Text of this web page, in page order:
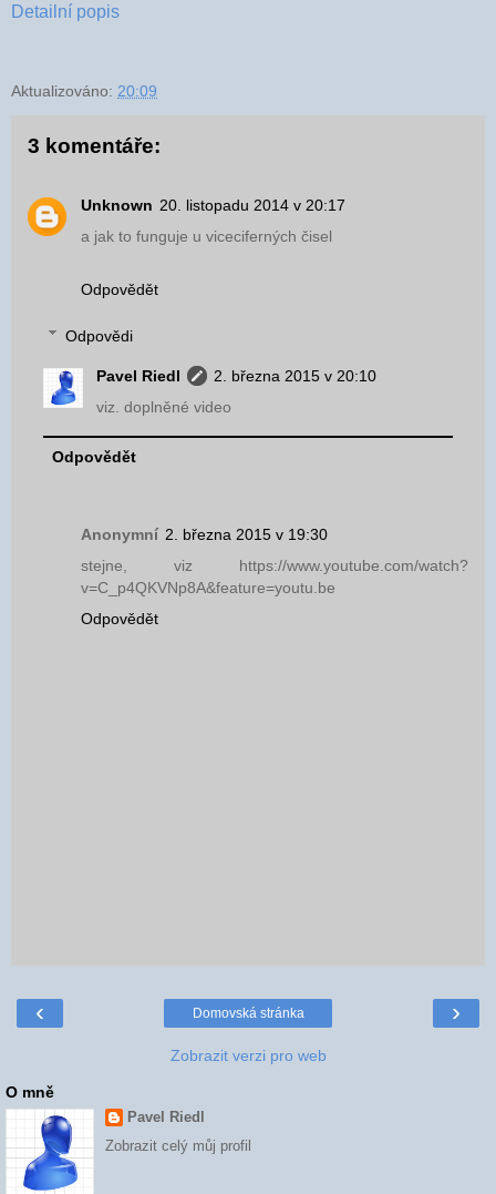
Detailní popis
Aktualizováno: 20:09
3 komentáře:
Unknown 20. listopadu 2014 v 20:17
a jak to funguje u viceciferných čisel
Odpovědět
Odpovědi
Pavel Riedl
2. března 2015 v 20:10
viz. doplněné video
Odpovědět
Anonymní 2. března 2015 v 19:30
stejne, viz https://www.youtube.com/watch?
v=C_p4QKVNp8A&feature=youtu.be
Odpovědět
‹ ›
Domovská stránka
Zobrazit verzi pro web
O mně
Pavel Riedl
Zobrazit celý můj profil